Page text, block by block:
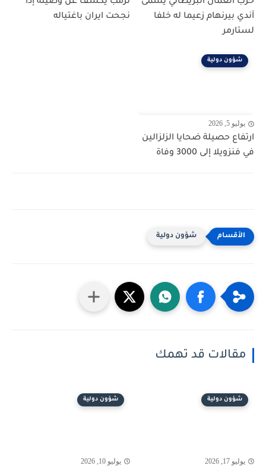
آندي بيرنهام زعيما له خلفا
لستارمر
نجحت ايران باغتياله
شؤون دولية
يوليو 5, 2026
ارتفاع حصيلة ضحايا الزلزالين
في فنزويلا إلى 3000 وفاة
شؤون دولية
مقالات قد تهمك
شؤون دولية
يوليو 17, 2026
شؤون دولية
يوليو 10, 2026